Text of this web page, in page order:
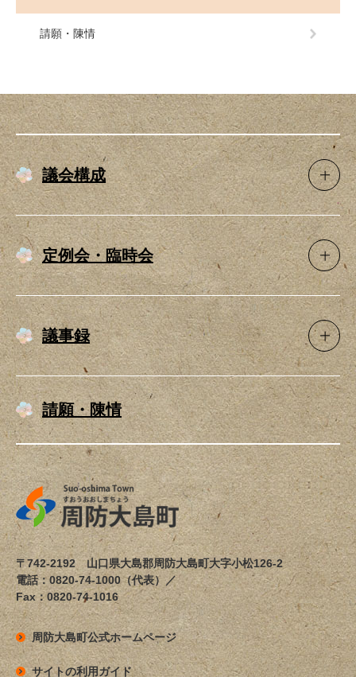
請願・陳情
議会構成
定例会・臨時会
議事録
請願・陳情
〒742-2192 山口県大島郡周防大島町大字小松126-2
電話：0820-74-1000（代表）／
Fax：0820-74-1016
周防大島町公式ホームページ
サイトの利用ガイド